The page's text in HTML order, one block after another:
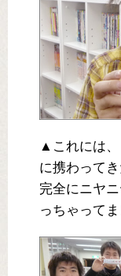
▲これには、
に携わって
完全にニヤ
っちゃって